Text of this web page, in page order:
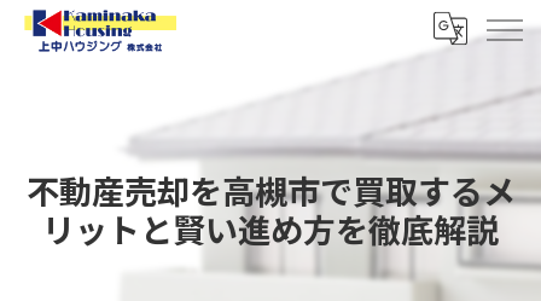
不動産売却を高槻市で買取するメ
リットと賢い進め方を徹底解説